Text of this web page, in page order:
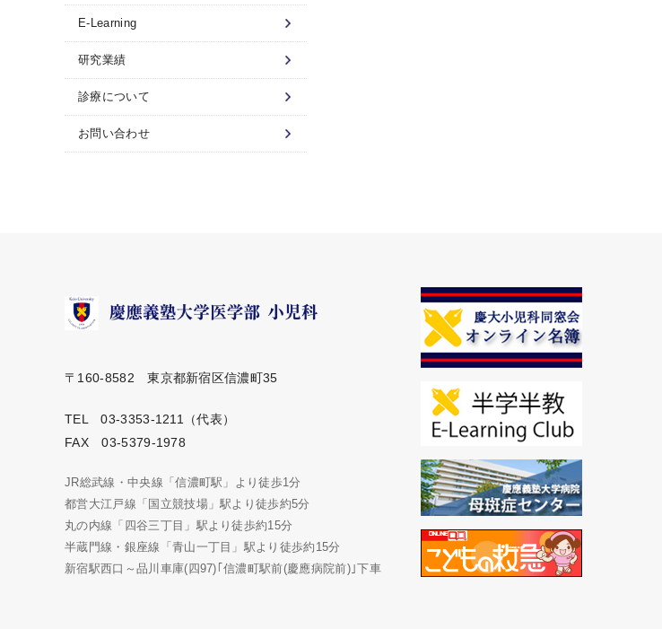
E-Learning
研究業績
診療について
お問い合わせ
〒160-8582 東京都新宿区信濃町35
TEL 03-3353-1211（代表）
FAX 03-5379-1978
JR総武線・中央線「信濃町駅」より徒歩1分
都営大江戸線「国立競技場」駅より徒歩約5分
丸の内線「四谷三丁目」駅より徒歩約15分
半蔵門線・銀座線「青山一丁目」駅より徒歩約15分
新宿駅西口～品川車庫(四97)｢信濃町駅前(慶應病院前)｣下車